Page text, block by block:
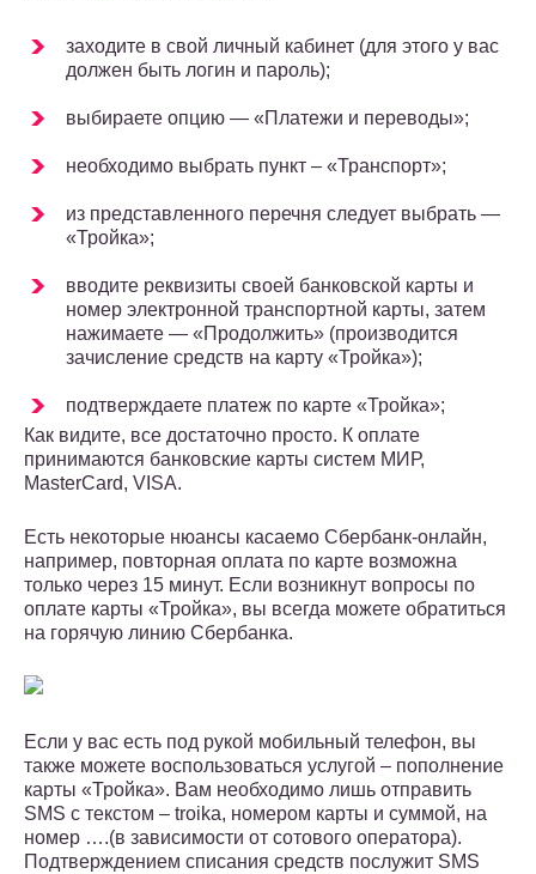
заходите в свой личный кабинет (для этого у вас
должен быть логин и пароль);
выбираете опцию — «Платежи и переводы»;
необходимо выбрать пункт – «Транспорт»;
из представленного перечня следует выбрать —
«Тройка»;
вводите реквизиты своей банковской карты и
номер электронной транспортной карты, затем
нажимаете — «Продолжить» (производится
зачисление средств на карту «Тройка»);
подтверждаете платеж по карте «Тройка»;
Как видите, все достаточно просто. К оплате
принимаются банковские карты систем МИР,
MasterCard, VISA.
Есть некоторые нюансы касаемо Сбербанк-онлайн,
например, повторная оплата по карте возможна
только через 15 минут. Если возникнут вопросы по
оплате карты «Тройка», вы всегда можете обратиться
на горячую линию Сбербанка.
Если у вас есть под рукой мобильный телефон, вы
также можете воспользоваться услугой – пополнение
карты «Тройка». Вам необходимо лишь отправить
SMS с текстом – troika, номером карты и суммой, на
номер ….(в зависимости от сотового оператора).
Подтверждением списания средств послужит SMS